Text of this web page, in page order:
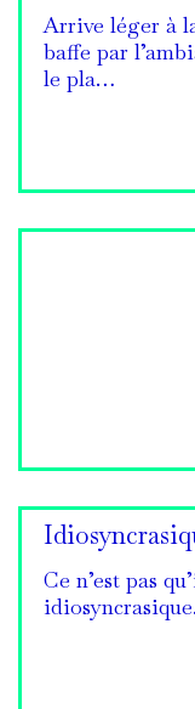
Arrive léger à
baffe par
le pla…
Ce n’est pas